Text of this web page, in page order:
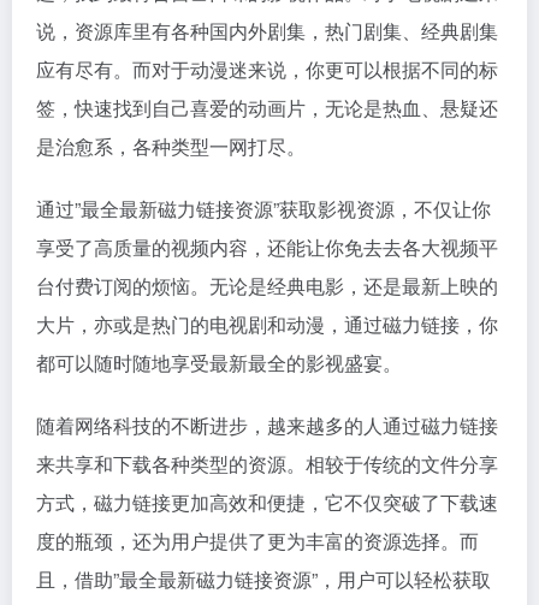
说，资源库里有各种国内外剧集，热门剧集、经典剧集
应有尽有。而对于动漫迷来说，你更可以根据不同的标
签，快速找到自己喜爱的动画片，无论是热血、悬疑还
是治愈系，各种类型一网打尽。
通过”最全最新磁力链接资源”获取影视资源，不仅让你
享受了高质量的视频内容，还能让你免去去各大视频平
台付费订阅的烦恼。无论是经典电影，还是最新上映的
大片，亦或是热门的电视剧和动漫，通过磁力链接，你
都可以随时随地享受最新最全的影视盛宴。
随着网络科技的不断进步，越来越多的人通过磁力链接
来共享和下载各种类型的资源。相较于传统的文件分享
方式，磁力链接更加高效和便捷，它不仅突破了下载速
度的瓶颈，还为用户提供了更为丰富的资源选择。而
且，借助”最全最新磁力链接资源”，用户可以轻松获取